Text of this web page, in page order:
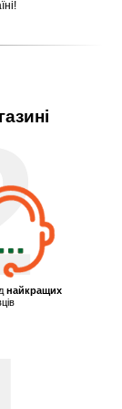
найкращих